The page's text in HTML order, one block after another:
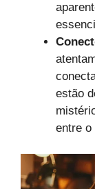
estão
entre o